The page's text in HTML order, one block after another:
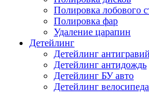
Полировка лобового
Полировка фар
Удаление царапин
Детейлинг
Детейлинг
Детейлинг антидождь
Детейлинг БУ авто
Детейлинг велосипеда